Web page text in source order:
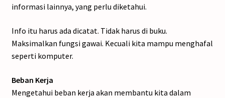
informasi lainnya, yang perlu diketahui.
Info itu harus ada dicatat. Tidak harus di buku.
Maksimalkan fungsi gawai. Kecuali kita mampu menghafal
seperti komputer.
Beban Kerja
Mengetahui beban kerja akan membantu kita dalam